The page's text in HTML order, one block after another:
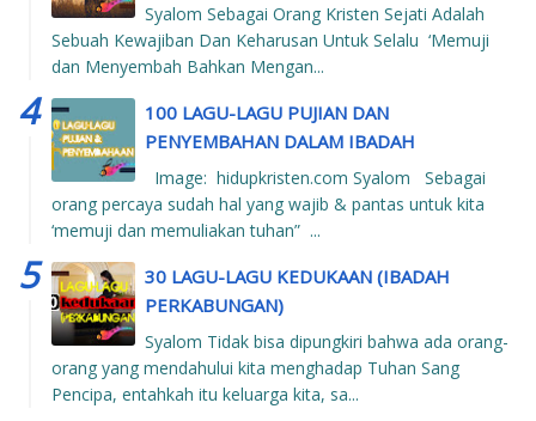
Syalom Sebagai Orang Kristen Sejati Adalah
Sebuah Kewajiban Dan Keharusan Untuk Selalu ‘Memuji
dan Menyembah Bahkan Mengan...
100 LAGU-LAGU PUJIAN DAN
PENYEMBAHAN DALAM IBADAH
Image: hidupkristen.com Syalom Sebagai
orang percaya sudah hal yang wajib & pantas untuk kita
‘memuji dan memuliakan tuhan” ...
30 LAGU-LAGU KEDUKAAN (IBADAH
PERKABUNGAN)
Syalom Tidak bisa dipungkiri bahwa ada orang-
orang yang mendahului kita menghadap Tuhan Sang
Pencipa, entahkah itu keluarga kita, sa...